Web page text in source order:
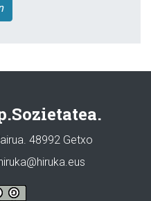
48992 Getxo